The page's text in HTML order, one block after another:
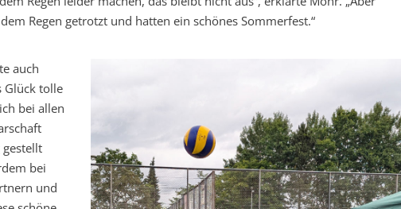
Regen getrotzt und hatten ein schönes Sommerfest.“
auch
Glück tolle
bei allen
gestellt
bei
und